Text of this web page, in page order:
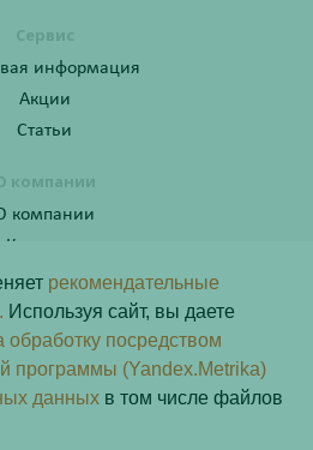
Сервис
информация
Акции
Статьи
компании
компании
Контакты
по телефону:
201-40-60 доб. 10
рекомендательные
Используя сайт, вы даете
обработку посредством
программы (Yandex.Metrika)
данных в том числе файлов